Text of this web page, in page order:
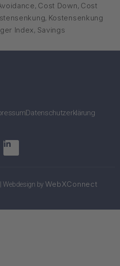
, Cost Down, Cost
, Kostensenkung
Index, Savings
Datenschutzerklärung
Webdesign by WebXConnect